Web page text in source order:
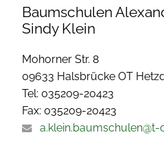
Baumschulen
Sindy Klein
Mohorner Str. 8
09633 Halsbrücke OT
Tel: 035209-20423
Fax: 035209-20423
a.klein.baumschulen@t-